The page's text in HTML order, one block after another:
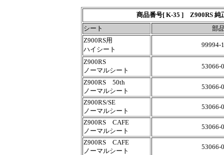
商品番号[ K-35 ] Z900RS
シート
部
Z900RS用
ハイシート
99994-
Z900RS
ノーマルシート
53066-
Z900RS 50th
ノーマルシート
53066-
Z900RS/SE
ノーマルシート
53066-
Z900RS CAFE
ノーマルシート
53066-
Z900RS CAFE
ノーマルシート
53066-